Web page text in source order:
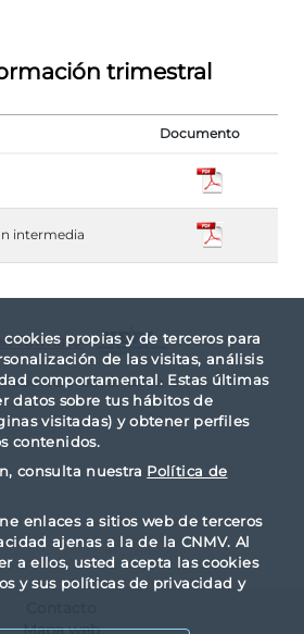
propias y de terceros para
de las visitas, análisis
comportamental. Estas últimas
datos sobre tus hábitos de
visitadas) y obtener perfiles
contenidos.
consulta nuestra Política de
enlaces a sitios web de terceros
ajenas a la de la CNMV. Al
a ellos, usted acepta las cookies
y sus políticas de privacidad y
trimestral
Documento
intermedia
formato
basándose en la
Mapa web